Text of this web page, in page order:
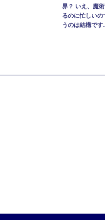
界？ いえ、魔
るのに忙しいの
うのは結構です